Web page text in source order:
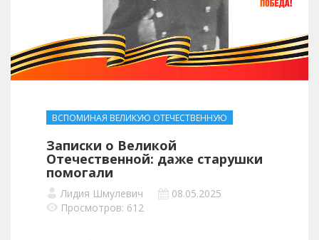
ВСПОМИНАЯ ВЕЛИКУЮ ОТЕЧЕСТВЕННУЮ
Записки о Великой
Отечественной: даже старушки
помогали
Лидия Шмулевич
08.05.2025
Просмотров: 612